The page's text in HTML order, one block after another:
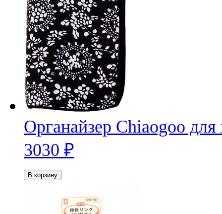
Органайзер Chiaogoo
3030 ₽
В корзину